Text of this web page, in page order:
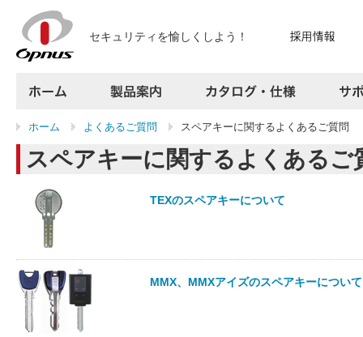
セキュリティを愉しくしよう！
製品案内
カタログ・仕様
よくある質問
お問い合わせ
採用情報
プレスリリース
会社案内
アクセス
サイトマップ
ホーム よくあるご質問 スペアキーに関するよくあるご質問
スペアキーに関するよくあるご
TEXのスペアキーについて
MMX、MMXアイズのスペアキーについて